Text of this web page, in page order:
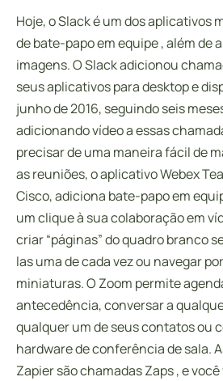
Hoje, o Slack é um dos aplicativos
de bate-papo em equipe , além de
imagens. O Slack adicionou
seus aplicativos para desktop e
junho de 2016, seguindo seis
adicionando vídeo a essas
precisar de uma maneira fácil de
as reuniões, o aplicativo Webex
Cisco, adiciona bate-papo em
um clique à sua colaboração em
criar “páginas” do quadro branco
las uma de cada vez ou navegar
miniaturas. O Zoom permite
antecedência, conversar a
qualquer um de seus contatos ou
hardware de conferência de sala.
Zapier são chamadas Zaps , e